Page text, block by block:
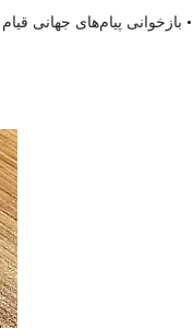
• بازخوانی پیام‌های جهانی